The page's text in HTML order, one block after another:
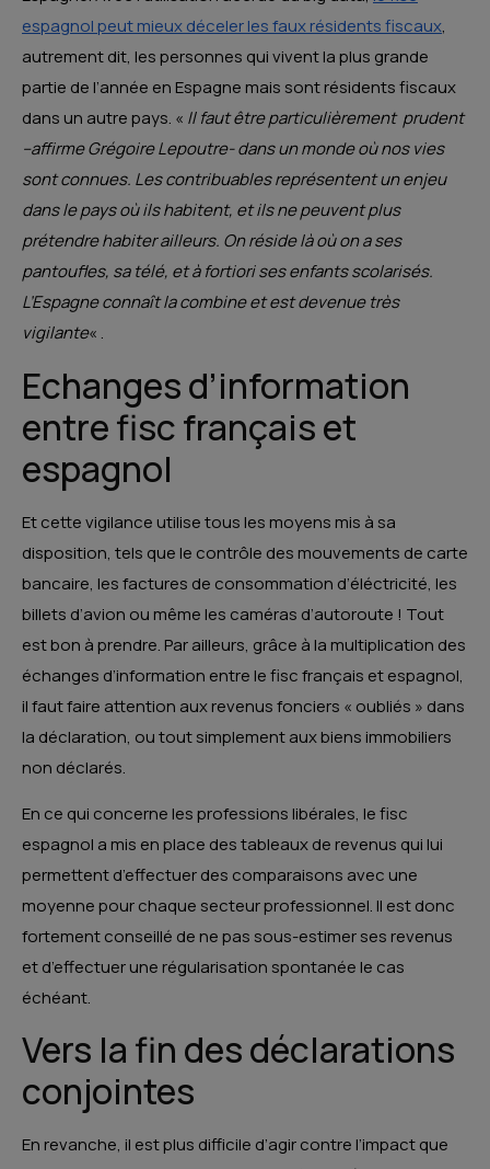
espagnol peut mieux déceler les faux résidents fiscaux,
autrement dit, les personnes qui vivent la plus grande
partie de l’année en Espagne mais sont résidents fiscaux
dans un autre pays. « Il faut être particulièrement prudent
–affirme Grégoire Lepoutre- dans un monde où nos vies
sont connues. Les contribuables représentent un enjeu
dans le pays où ils habitent, et ils ne peuvent plus
prétendre habiter ailleurs. On réside là où on a ses
pantoufles, sa télé, et à fortiori ses enfants scolarisés.
L’Espagne connaît la combine et est devenue très
vigilante« .
Echanges d’information
entre fisc français et
espagnol
Et cette vigilance utilise tous les moyens mis à sa
disposition, tels que le contrôle des mouvements de carte
bancaire, les factures de consommation d’éléctricité, les
billets d’avion ou même les caméras d’autoroute ! Tout
est bon à prendre. Par ailleurs, grâce à la multiplication des
échanges d’information entre le fisc français et espagnol,
il faut faire attention aux revenus fonciers « oubliés » dans
la déclaration, ou tout simplement aux biens immobiliers
non déclarés.
En ce qui concerne les professions libérales, le fisc
espagnol a mis en place des tableaux de revenus qui lui
permettent d’effectuer des comparaisons avec une
moyenne pour chaque secteur professionnel. Il est donc
fortement conseillé de ne pas sous-estimer ses revenus
et d’effectuer une régularisation spontanée le cas
échéant.
Vers la fin des déclarations
conjointes
En revanche, il est plus difficile d’agir contre l’impact que